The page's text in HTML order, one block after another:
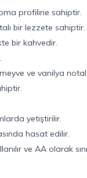
profiline sahiptir.
bir lezzete sahiptir.
bir kahvedir.
ve vanilya
yetiştirilir.
hasat edilir.
ve AA olarak